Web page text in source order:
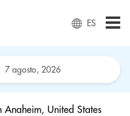
ES
Anaheim, United States